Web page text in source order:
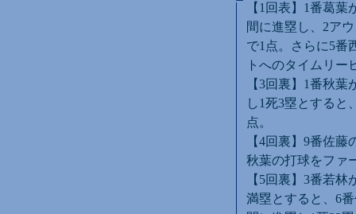
【1回表】1番葛
間に進塁し、2ア
で1点。さらに5番
トへのタイムリー
【3回裏】1番秋
し1死3塁とすると
点。
【4回裏】9番佐
秋葉の打球をファ
【5回裏】3番若
満塁とすると、6